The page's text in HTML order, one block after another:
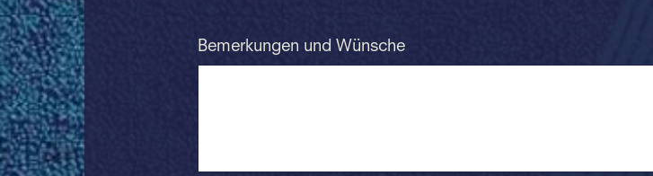
Bemerkungen und Wünsche